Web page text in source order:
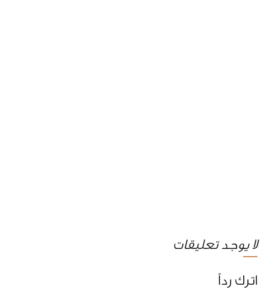
لا يوجد تعليقات
اترك رداً